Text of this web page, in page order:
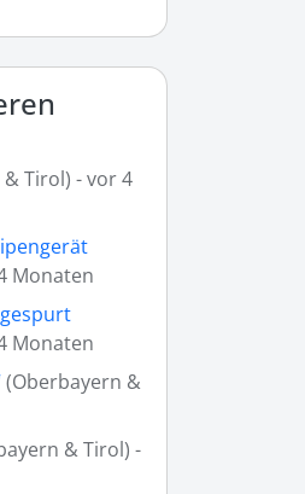
Tirol) - vor 4
Monaten
Monaten
(Oberbayern &
& Tirol) -